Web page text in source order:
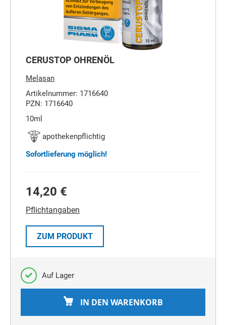
CERUSTOP OHRENÖL
Melasan
Artikelnummer: 1716640
PZN: 1716640
10ml
apothekenpflichtig
Sofortlieferung möglich!
14,20 €
Pflichtangaben
ZUM PRODUKT
Auf Lager
IN DEN WARENKORB